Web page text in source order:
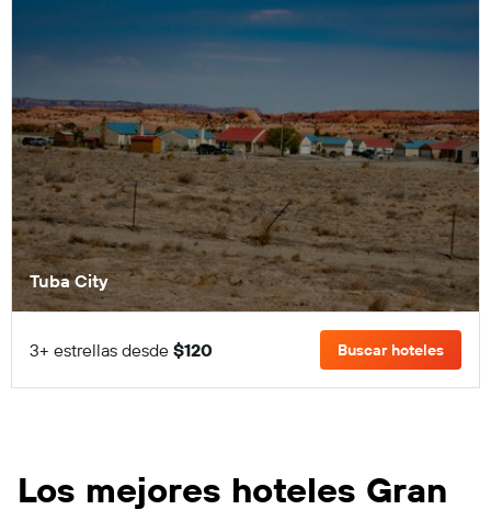
Tuba City
3+ estrellas desde $120 Buscar hoteles
Los mejores hoteles Gran